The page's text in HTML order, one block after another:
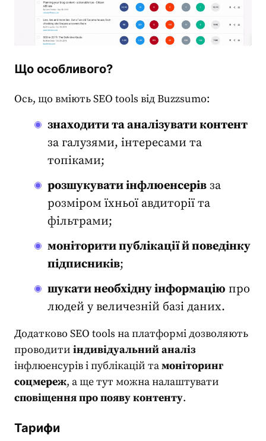
Що особливого?
Ось, що вміютьSEO tools від Buzzsumo:
знаходити та аналізувати контент
за галузями, інтересами та
топіками;
розшукувати інфлюенсерів за
розміром їхньої авдиторії та
фільтрами;
моніторити публікації й поведінку
підписників;
шукати необхідну інформацію про
людей у величезній базі даних.
Додатково SEO tools на платформі дозволяють
проводити індивідуальний аналіз
інфлюенсурів і публікацій тамоніторинг
соцмереж, а ще тут можна налаштувати
сповіщення про появу контенту.
Тарифи